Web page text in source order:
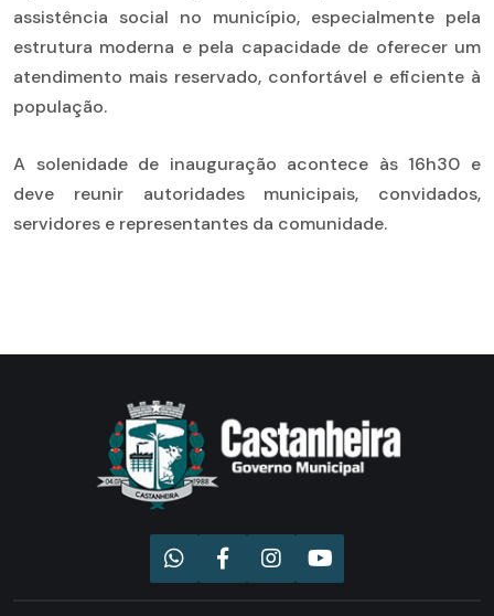
assistência social no município, especialmente pela
estrutura moderna e pela capacidade de oferecer um
atendimento mais reservado, confortável e eficiente à
população.
A solenidade de inauguração acontece às 16h30 e
deve reunir autoridades municipais, convidados,
servidores e representantes da comunidade.